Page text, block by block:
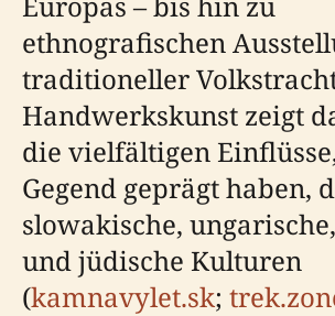
ethnografischen
traditioneller
Handwerkskunst zeigt
die vielfältigen
Gegend geprägt haben,
slowakische,
und jüdische Kulturen
(kamnavylet.sk;